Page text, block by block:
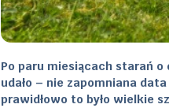
Po paru miesiącach starań o
udało – nie zapomniana
prawidłowo to było wielkie